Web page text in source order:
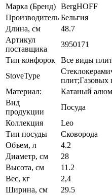
Марка (Бренд) BergHOFF
Производитель Бельгия
Длина, см
48.7
Артикул
поставщика
3950171
Тип конфорок
Все виды
StoveType
плит;Газовых
Материал:
Катаный
Вид
продукции
Посуда
Коллекция
Leo
Тип посуды
Сковорода
Объем, л
4.2
Диаметр, см
28
Высота, см
11.2
Вес, кг
2,4
Ширина, см
29.5